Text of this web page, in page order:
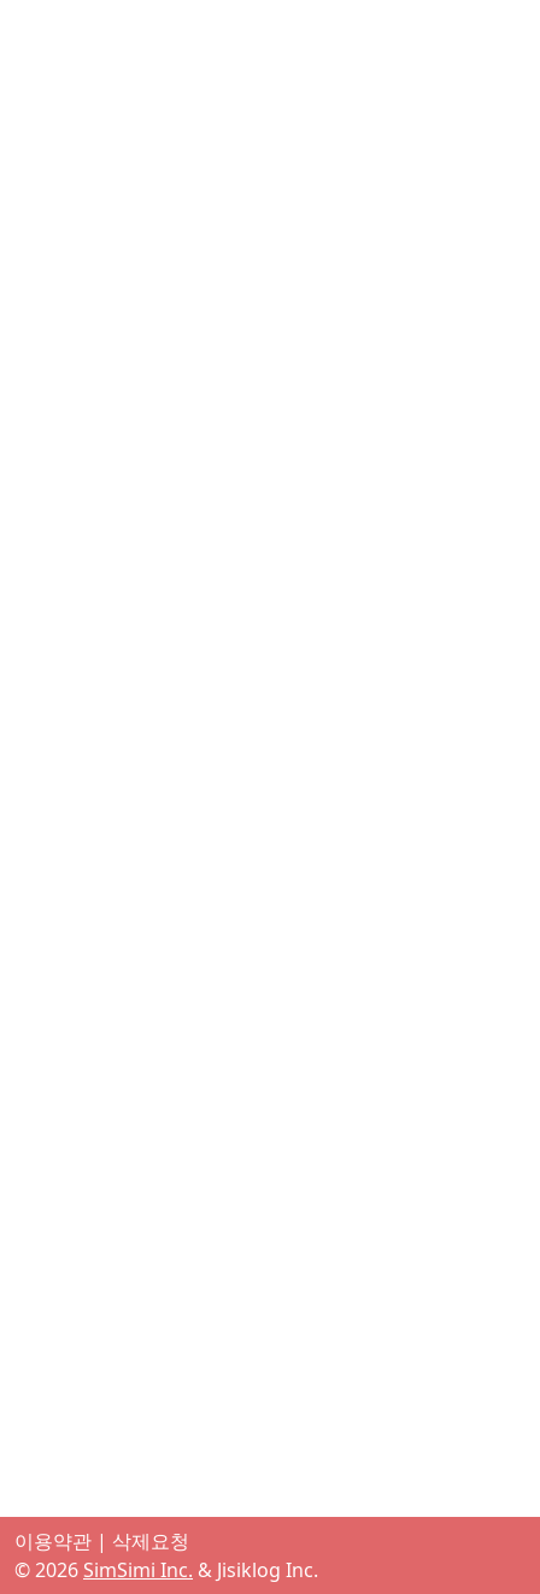
이용약관 | 삭제요청
©2026 SimSimi Inc. & Jisiklog Inc.